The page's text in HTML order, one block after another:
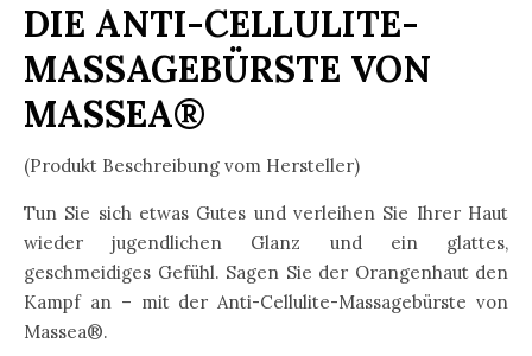
DIE ANTI-CELLULITE-
MASSAGEBÜRSTE VON
MASSEA®
(Produkt Beschreibung vom Hersteller)
Tun Sie sich etwas Gutes und verleihen Sie Ihrer Haut
wieder jugendlichen Glanz und ein glattes,
geschmeidiges Gefühl. Sagen Sie der Orangenhaut den
Kampf an – mit der Anti-Cellulite-Massagebürste von
Massea®.